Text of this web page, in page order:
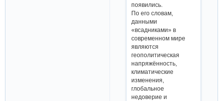
появились.
По его словам,
данными
«всадниками» в
современном мире
являются
геополитическая
напряжённость,
климатические
изменения,
глобальное
недоверие и